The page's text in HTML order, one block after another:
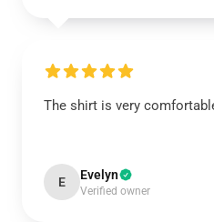
The shirt is very
E Evelyn
Verified owner